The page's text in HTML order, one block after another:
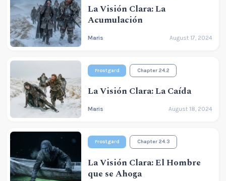
La Visión Clara: La
Acumulación
Maris August 17, 2024
Frostgard Chapter 24.2
La Visión Clara: La Caída
Maris August 18, 2024
Frostgard Chapter 24.3
La Visión Clara: El Hombre
que se Ahoga